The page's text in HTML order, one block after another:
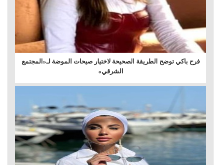
فرح باكي توضح الطريقة الصحيحة لاختيار صيحات الموضة لـ«المجتمع
الشرقي»